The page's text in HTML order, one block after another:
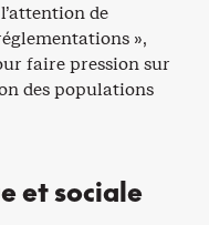
de
»,
faire pression sur
des populations
et sociale